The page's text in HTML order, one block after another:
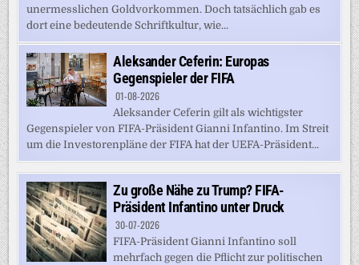
unermesslichen Goldvorkommen. Doch tatsächlich gab es
dort eine bedeutende Schriftkultur, wie...
Aleksander Ceferin: Europas
Gegenspieler der FIFA
01-08-2026
Aleksander Ceferin gilt als wichtigster
Gegenspieler von FIFA-Präsident Gianni Infantino. Im Streit
um die Investorenpläne der FIFA hat der UEFA-Präsident...
Zu große Nähe zu Trump? FIFA-
Präsident Infantino unter Druck
30-07-2026
FIFA-Präsident Gianni Infantino soll
mehrfach gegen die Pflicht zur politischen